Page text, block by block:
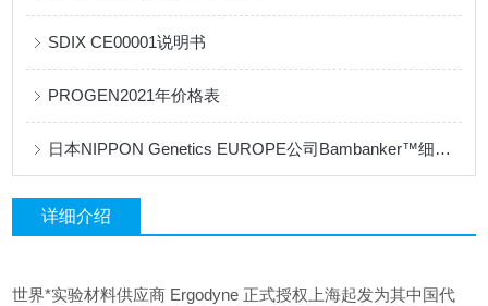
SDIX CE00001说明书
PROGEN2021年价格表
日本NIPPON Genetics EUROPE公司Bambanker™细胞冻存液产品手册
详细介绍
世界*实验材料供应商 Ergodyne 正式授权上海起发为其中国代